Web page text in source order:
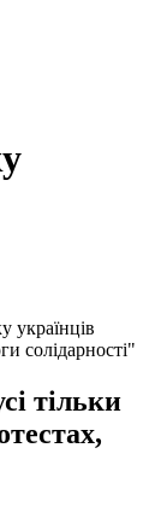
солідарності"
тільки